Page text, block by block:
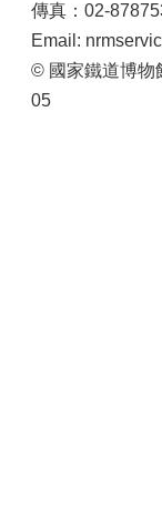
傳真：02-
Email:
© 國家鐵道博物
05